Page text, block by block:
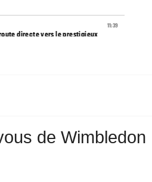
11:39
directe vers le prestigieux
rejoindre les demies en
11:04
maman d’un petit Pablo
de Wimbledon